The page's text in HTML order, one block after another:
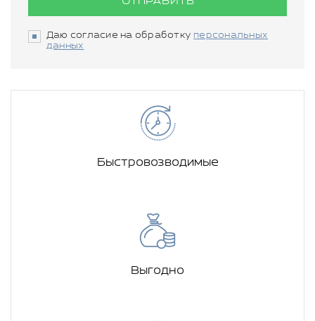
Даю согласие на обработку персональных
данных
Быстровозводимые
Выгодно